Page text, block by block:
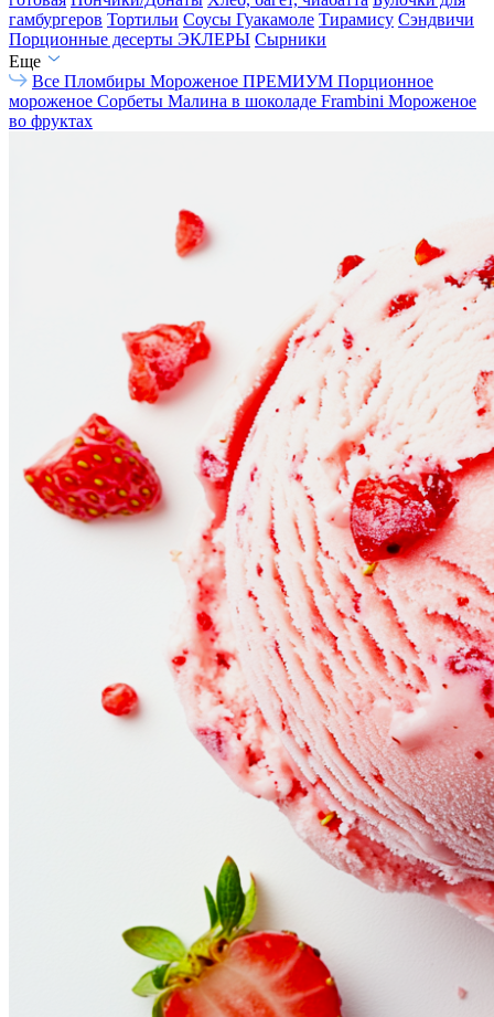
гамбургеров Тортильи Соусы Гуакамоле Тирамису Сэндвичи
Порционные десерты ЭКЛЕРЫ Сырники
Еще
Все Пломбиры Мороженое ПРЕМИУМ Порционное
мороженое Сорбеты Малина в шоколаде Frambini Мороженое
во фруктах